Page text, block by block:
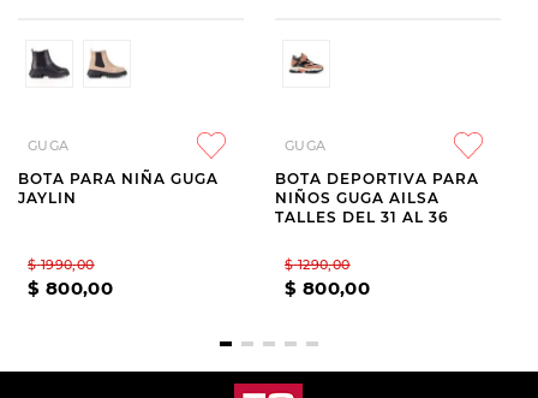
GUGA
BOTA PARA NIÑA GUGA
JAYLIN
$ 1990,00
$ 800,00
GUGA
BOTA DEPORTIVA PARA
NIÑOS GUGA AILSA
TALLES DEL 31 AL 36
$ 1290,00
$ 800,00